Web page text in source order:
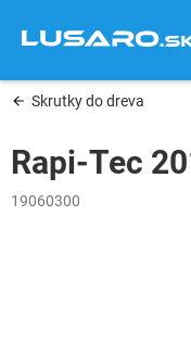
obsah
Skrutky do dreva
Rapi-Tec
19060300